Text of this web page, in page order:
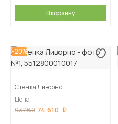
В корзину
-20%
Стенка Ливорно
Цена
93 260 74 610